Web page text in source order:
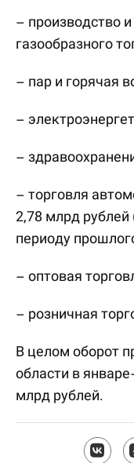
– производство
газообразного
– пар и горячая
–
–
– торговля
2,78 млрд
периоду
– оптовая
– розничная
В целом оборот
области в
млрд рублей.